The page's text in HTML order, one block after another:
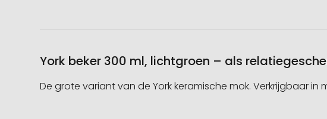
York beker 300 ml, lichtgroen – als
De grote variant van de York keramische mok. Verkrijgbaar